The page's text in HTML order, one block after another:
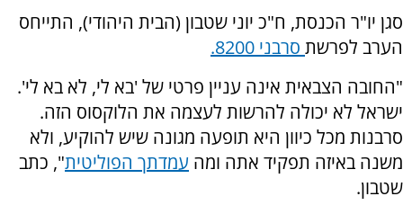
סגן יו"ר הכנסת, ח"כ יוני שטבון (הבית היהודי), התייחס
הערב לפרשת סרבני 8200.
"החובה הצבאית אינה עניין פרטי של 'בא לי, לא בא לי'.
ישראל לא יכולה להרשות לעצמה את הלוקסוס הזה.
סרבנות מכל כיוון היא תופעה מגונה שיש להוקיע, ולא
משנה באיזה תפקיד אתה ומה עמדתך הפוליטית", כתב
שטבון.